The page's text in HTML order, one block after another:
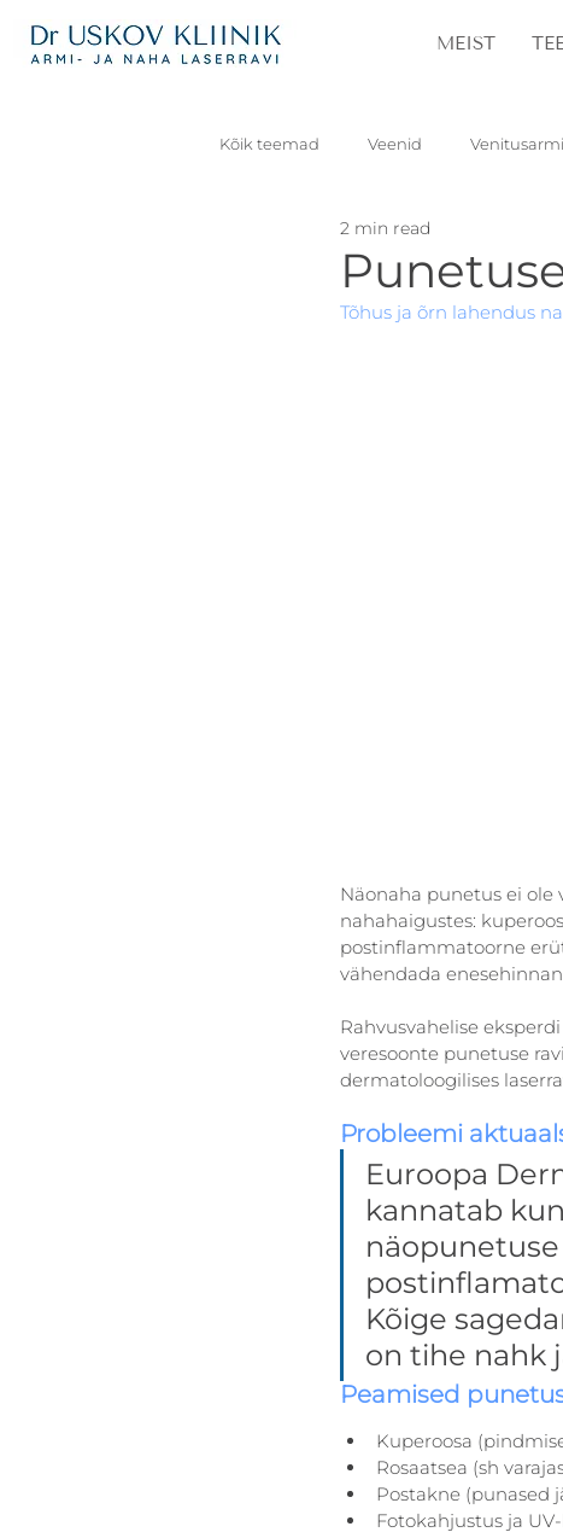
MEIST
Kõik teemad Veenid
Ksantelasm Silmapiirkond
2 min read
Tõhus ja õrn lahendus
Näonaha punetus ei
nahahaigustes:
postinflammatoorne
vähendada
Rahvusvahelise
veresoonte punetuse
dermatoloogilises
Probleemi
Euroopa
kannatab
Kõige
on tihe nahk
Peamised
Kuperoosa
Rosaatsea (sh
Postakne (punased
Fotokahjustus ja